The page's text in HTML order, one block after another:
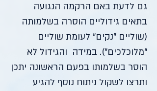
גם לדעת באם הרקמה הנגועה
בתאים גידוליים הוסרה בשלמותה
(שוליים "נקים" לעומת שוליים
“מלוכלכים"). במידה והגידול לא
הוסר בשלמותו בפעם הראשונה יתכן
ותרצו לשקול ניתוח נוסף להגיע